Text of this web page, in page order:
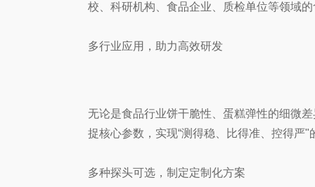
校、科研机构、食品企业、质检单位等领域
多行业应用，助力高效研发
无论是食品行业饼干脆性、蛋糕弹性的细微
捉核心参数，实现“测得稳、比得准、控得严
多种探头可选，制定定制化方案